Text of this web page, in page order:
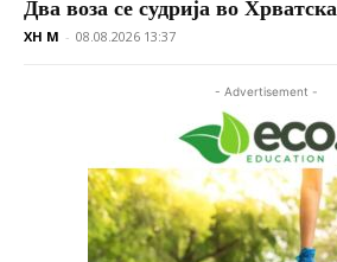
Два воза се судрија во
XH M - 08.08.2026 13:37
- Advertisement -